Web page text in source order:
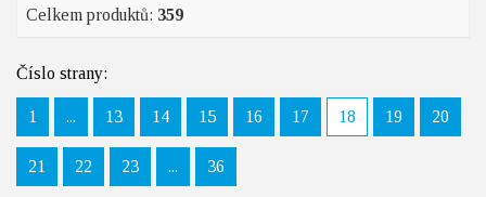
Celkem produktů: 359
Číslo strany:
1 ... 13 14 15 16 17 18 19 20
21 22 23 ... 36